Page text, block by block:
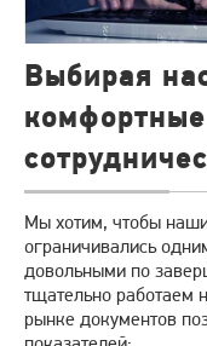
Выбирая
Мы хотим, чтобы
ограничивались
довольными по
тщательно работаем
рынке документов